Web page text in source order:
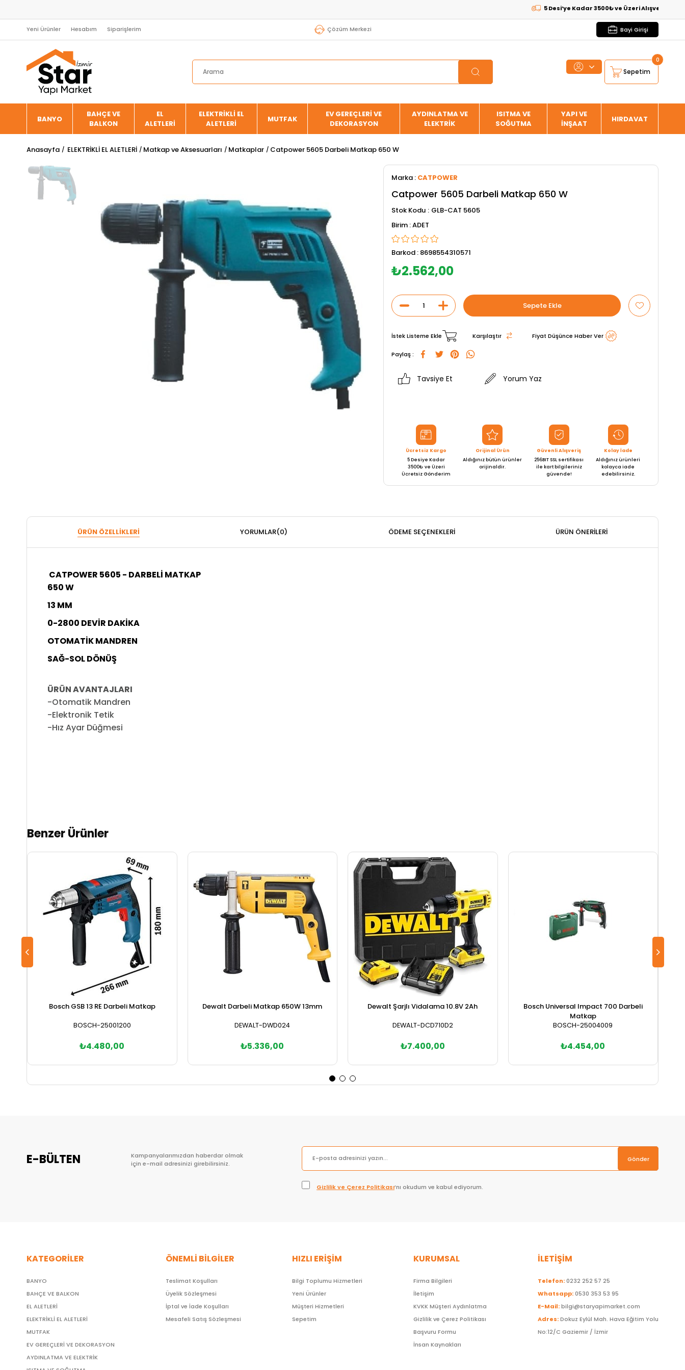
5 Desi’ye Kadar 3500₺ ve Üzeri Alışverişlerde
Yeni Ürünler Hesabım Siparişlerim Çözüm Merkezi Bayi Girişi
Sepetim
0
BANYO
BAHÇE VE
BALKON
EL
ALETLERİ
ELEKTRİKLİ EL
ALETLERİ
MUTFAK
EV GEREÇLERİ VE
DEKORASYON
AYDINLATMA VE
ELEKTRİK
ISITMA VE
SOĞUTMA
YAPI VE
İNŞAAT
HIRDAVAT
Anasayfa ELEKTRİKLİ EL ALETLERİ Matkap ve Aksesuarları Matkaplar Catpower 5605 Darbeli Matkap 650 W
Marka : CATPOWER
Catpower 5605 Darbeli Matkap 650 W
Stok Kodu
GLB-CAT 5605
ADET
Barkod : 8698554310571
₺2.562,00
İstek Listeme Ekle Karşılaştır Fiyat Düşünce Haber Ver
Paylaş :
Tavsiye Et Yorum Yaz
Ücretsiz Kargo
5 Desiye Kadar
3500₺ ve Üzeri
Ücretsiz Gönderim
Orijinal Ürün
Aldığınız bütün ürünler
orijinaldir.
Güvenli Alışveriş
256BIT SSL sertifikası
ile kart bilgileriniz
güvende!
Kolay İade
Aldığınız ürünleri
kolayca iade
edebilirsiniz.
ÜRÜN ÖZELLIKLERI YORUMLAR(0) ÖDEME SEÇENEKLERI ÜRÜN ÖNERILERI
CATPOWER 5605 - DARBELİ MATKAP
650 W
13 MM
0-2800 DEVİR DAKİKA
OTOMATİK MANDREN
SAĞ-SOL DÖNÜŞ
ÜRÜN AVANTAJLARI
-Otomatik Mandren
-Elektronik Tetik
-Hız Ayar Düğmesi
Benzer Ürünler
Bosch GSB 13 RE Darbeli Matkap
BOSCH-25001200
₺4.480,00
Dewalt Darbeli Matkap 650W 13mm
DEWALT-DWD024
₺5.336,00
Dewalt Şarjlı Vidalama 10.8V 2Ah
DEWALT-DCD710D2
₺7.400,00
Bosch Universal Impact 700 Darbeli
Matkap
BOSCH-25004009
₺4.454,00
E-BÜLTEN
Kampanyalarımızdan haberdar olmak
için e-mail adresinizi girebilirsiniz.
Gönder
Gizlilik ve Çerez Politikası’nı okudum ve kabul ediyorum.
KATEGORİLER
BANYO
BAHÇE VE BALKON
EL ALETLERİ
ELEKTRİKLİ EL ALETLERİ
MUTFAK
EV GEREÇLERİ VE DEKORASYON
AYDINLATMA VE ELEKTRİK
ÖNEMLİ BİLGİLER
Teslimat Koşulları
Üyelik Sözleşmesi
İptal ve İade Koşulları
Mesafeli Satış Sözleşmesi
HIZLI ERİŞİM
Bilgi Toplumu Hizmetleri
Yeni Ürünler
Müşteri Hizmetleri
Sepetim
KURUMSAL
Firma Bilgileri
İletişim
KVKK Müşteri Aydınlatma
Gizlilik ve Çerez Politikası
Başvuru Formu
İnsan Kaynakları
İLETİŞİM
Telefon:0232 252 57 25
Whatsapp:0530 353 53 95
E-Mail:bilgi@staryapimarket.com
Adres:Dokuz Eylül Mah. Hava Eğitim Yolu
No:12/C Gaziemir / İzmir